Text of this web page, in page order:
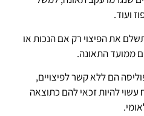
ועוד.
את הפיצוי רק אם הנכות או
ממועד התאונה.
הם ללא קשר לפיצויים,
להיות זכאי להם כתוצאה